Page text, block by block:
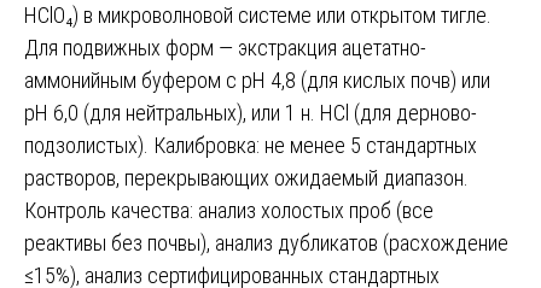
HClO₄) в микроволновой системе или открытом тигле.
Для подвижных форм — экстракция ацетатно-
аммонийным буфером с pH 4,8 (для кислых почв) или
pH 6,0 (для нейтральных), или 1 н. HCl (для дерново-
подзолистых). Калибровка: не менее 5 стандартных
растворов, перекрывающих ожидаемый диапазон.
Контроль качества: анализ холостых проб (все
реактивы без почвы), анализ дубликатов (расхождение
≤15%), анализ сертифицированных стандартных